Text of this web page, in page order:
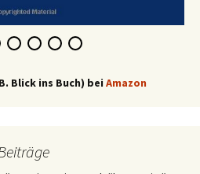
Blick ins Buch) bei Amazon